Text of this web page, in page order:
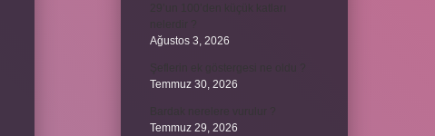
Ağustos 3, 2026
Temmuz 30, 2026
Temmuz 29, 2026